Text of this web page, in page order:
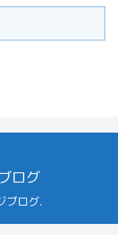
ログ
ブログ.